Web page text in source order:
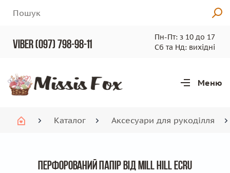
viber (097) 798-98-11
Пн-Пт: з 10 до 17
Сб та Нд: вихідні
Меню
Рядок
Каталог Аксесуари для рукоділля
Перфорований папір від Mill Hill Ecru